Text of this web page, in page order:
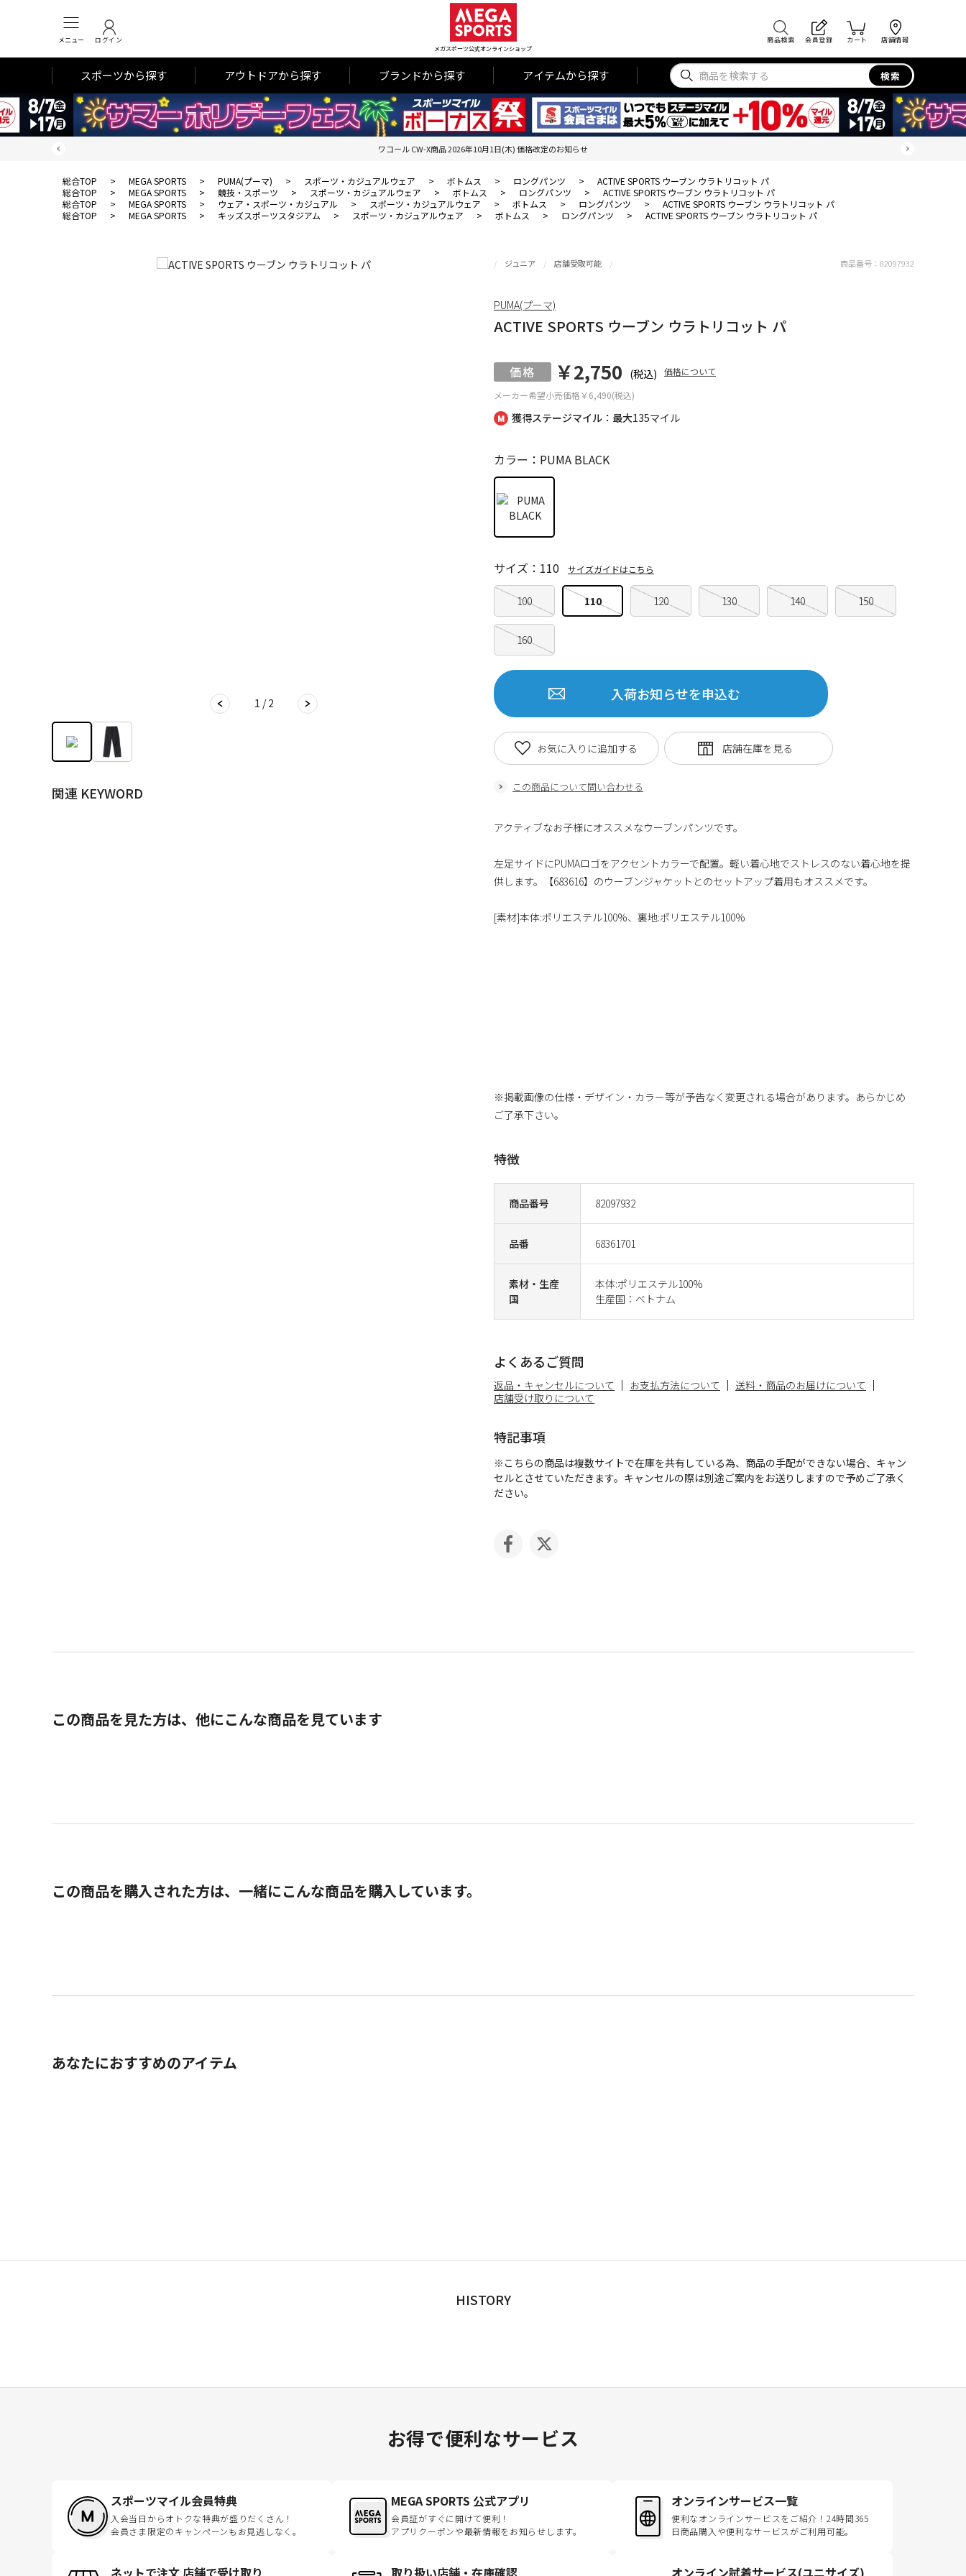
メニュー ログイン
メガスポーツ公式オンラインショップ
商品検索 会員登録 カート 店舗情報
スポーツから探す アウトドアから探す ブランドから探す アイテムから探す 検索
ワコール CW-X商品 2026年10月1日(木) 価格改定のお知らせ
総合TOP > MEGA SPORTS > PUMA(プーマ) > スポーツ・カジュアルウェア > ボトムス > ロングパンツ >
ACTIVE SPORTS ウーブン ウラトリコット パ
総合TOP
> MEGA SPORTS > 競技・スポーツ > スポーツ・カジュアルウェア > ボトムス > ロングパンツ >
ACTIVE SPORTS ウーブン ウラトリコット パ
総合TOP
> MEGA SPORTS > ウェア・スポーツ・カジュアル > スポーツ・カジュアルウェア > ボトムス > ロングパンツ >
ACTIVE SPORTS ウーブン ウラトリコット パ
総合TOP
> MEGA SPORTS > キッズスポーツスタジアム > スポーツ・カジュアルウェア > ボトムス > ロングパンツ > ACTIVE SPORTS ウーブン ウラトリコット パ
1 / 2
関連 KEYWORD
獲得ステージマイル：最大135マイル
ジュニア 店舗受取可能
ACTIVE SPORTS ウーブン ウラトリコット パ
メーカー希望小売価格￥6,490(税込)
￥2,750 (税込) 価格について
商品番号 82097932
品番 68361701
素材・生産
国
本体:ポリエステル100%
生産国：ベトナム
カラー：PUMA BLACK
100 110 120 130 140 150
160
サイズ：110 サイズガイドはこちら
入荷お知らせを申込む
この商品について問い合わせる
お気に入りに追加する
商品番号： 82097932
PUMA(プーマ)
アクティブなお子様にオススメなウーブンパンツです。
左足サイドにPUMAロゴをアクセントカラーで配置。軽い着心地でストレスのない着心地を提
供します。【683616】のウーブンジャケットとのセットアップ着用もオススメです。
[素材]本体:ポリエステル100%、裏地:ポリエステル100%
※掲載画像の仕様・デザイン・カラー等が予告なく変更される場合があります。あらかじめ
ご了承下さい。
特徴
よくあるご質問
返品・キャンセルについて お支払方法について
送料・商品のお届けについて
店舗受け取りについて
特記事項
※こちらの商品は複数サイトで在庫を共有している為、商品の手配ができない場合、キャン
セルとさせていただきます。キャンセルの際は別途ご案内をお送りしますので予めご了承く
ださい。
この商品を見た方は、他にこんな商品を見ています
この商品を購入された方は、一緒にこんな商品を購入しています。
あなたにおすすめのアイテム
HISTORY
お得で便利なサービス
スポーツマイル会員特典
入会当日からオトクな特典が盛りだくさん！
会員さま限定のキャンペーンもお見逃しなく。
MEGA SPORTS 公式アプリ
会員証がすぐに開けて便利！
アプリクーポンや最新情報をお知らせします。
オンラインサービス一覧
便利なオンラインサービスをご紹介！24時間365
日商品購入や便利なサービスがご利用可能。
ネットで注文 店舗で受け取り 取り扱い店舗・在庫確認 オンライン試着サービス(ユニサイズ)